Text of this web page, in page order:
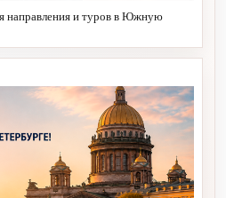
направления и туров в Южную